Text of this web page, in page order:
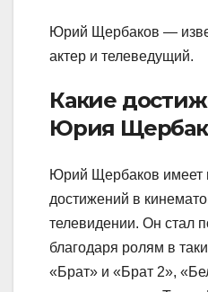
Юрий Щербаков —
актер и телеведущий.
Какие
Юрия
Юрий Щербаков имеет
достижений в
телевидении. Он стал
благодаря ролям в
«Брат» и «Брат 2»,